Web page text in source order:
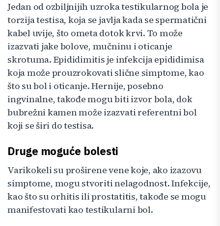
Jedan od ozbiljnijih uzroka testikularnog bola je
torzija testisa, koja se javlja kada se spermatični
kabel uvije, što ometa dotok krvi. To može
izazvati jake bolove, mučninu i oticanje
skrotuma. Epididimitis je infekcija epididimisa
koja može prouzrokovati slične simptome, kao
što su bol i oticanje. Hernije, posebno
ingvinalne, takođe mogu biti izvor bola, dok
bubrežni kamen može izazvati referentni bol
koji se širi do testisa.
Druge moguće bolesti
Varikokeli su proširene vene koje, ako izazovu
simptome, mogu stvoriti nelagodnost. Infekcije,
kao što su orhitis ili prostatitis, takođe se mogu
manifestovati kao testikularni bol.